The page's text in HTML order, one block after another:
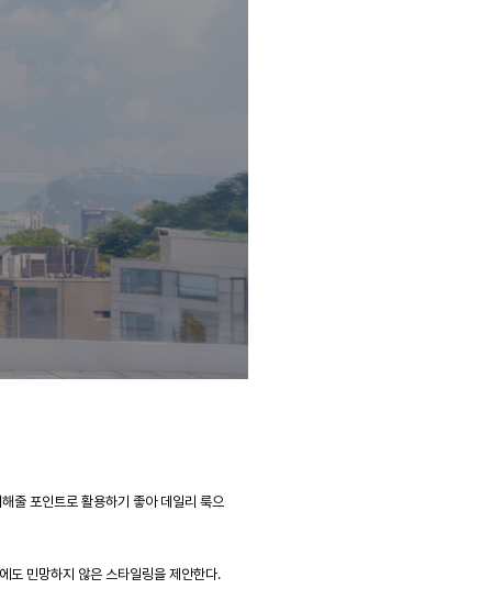
줄 포인트로 활용하기 좋아 데일리 룩으
도 민망하지 않은 스타일링을 제안한다.